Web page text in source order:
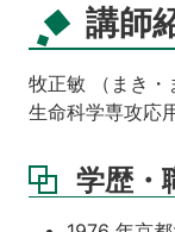
講師
牧正敏 （まき・
生命科学専攻応
学歴・